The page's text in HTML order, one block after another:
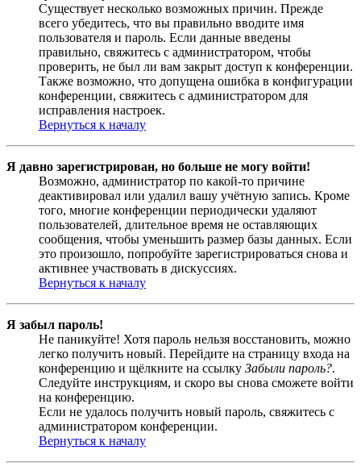
Существует несколько возможных причин. Прежде
всего убедитесь, что вы правильно вводите имя
пользователя и пароль. Если данные введены
правильно, свяжитесь с администратором, чтобы
проверить, не был ли вам закрыт доступ к конференции.
Также возможно, что допущена ошибка в конфигурации
конференции, свяжитесь с администратором для
исправления настроек.
Вернуться к началу
Я давно зарегистрирован, но больше не могу войти!
Возможно, администратор по какой-то причине
деактивировал или удалил вашу учётную запись. Кроме
того, многие конференции периодически удаляют
пользователей, длительное время не оставляющих
сообщения, чтобы уменьшить размер базы данных. Если
это произошло, попробуйте зарегистрироваться снова и
активнее участвовать в дискуссиях.
Вернуться к началу
Я забыл пароль!
Не паникуйте! Хотя пароль нельзя восстановить, можно
легко получить новый. Перейдите на страницу входа на
конференцию и щёлкните на ссылку Забыли пароль?.
Следуйте инструкциям, и скоро вы снова сможете войти
на конференцию.
Если не удалось получить новый пароль, свяжитесь с
администратором конференции.
Вернуться к началу